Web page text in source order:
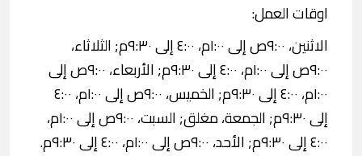
اوقات العمل:
الاثنين، ٩:٠٠ص إلى ١:٠٠م، ٤:٠٠ إلى ٩:٣٠م; الثلاثاء،
٩:٠٠ص إلى ١:٠٠م، ٤:٠٠ إلى ٩:٣٠م; الأربعاء، ٩:٠٠ص إلى
١:٠٠م، ٤:٠٠ إلى ٩:٣٠م; الخميس، ٩:٠٠ص إلى ١:٠٠م، ٤:٠٠
إلى ٩:٣٠م; الجمعة، مغلق; السبت، ٩:٠٠ص إلى ١:٠٠م،
٤:٠٠ إلى ٩:٣٠م; الأحد، ٩:٠٠ص إلى ١:٠٠م، ٤:٠٠ إلى ٩:٣٠م.